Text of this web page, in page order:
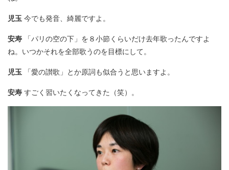
児玉 今でも発音、綺麗ですよ。
安寿 「パリの空の下」を８小節くらいだけ去年歌ったんですよ
ね。いつかそれを全部歌うのを目標にして。
児玉 「愛の讃歌」とか原詞も似合うと思いますよ。
安寿 すごく習いたくなってきた（笑）。